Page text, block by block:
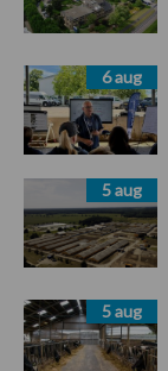
6 aug
5 aug
5 aug